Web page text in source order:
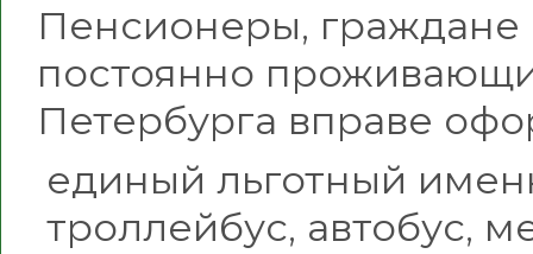
Пенсионеры,
постоянно
Петербурга вправе
единый льготный
троллейбус, автобус,